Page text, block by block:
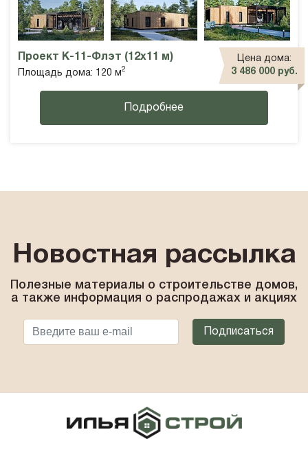
Проект К-11-Флэт (12х11 м)
Площадь дома: 120 м2
Цена дома:
3 486 000 руб.
Подробнее
Новостная рассылка
Полезные материалы о строительстве домов,
а также информация о распродажах и акциях